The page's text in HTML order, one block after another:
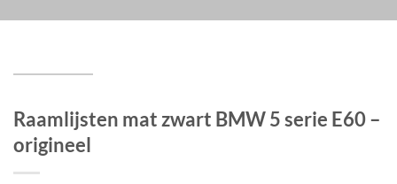
Raamlijsten mat zwart BMW 5 serie E60 –
origineel